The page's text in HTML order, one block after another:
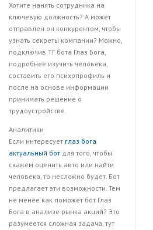
Хотите нанять сотрудника на
ключевую должность? А может
отправлен он конкурентом, чтобы
узнать секреты компании? Можно,
подключив ТГ бота Глаз Бога,
подробнее изучить человека,
составить его психопрофиль и
после на основе информации
принимать решение о
трудоустройстве.
Аналитики
Если интересует глаз бога
актуальный бот для того, чтобы
скажем оценить авто или найти
человека, то несложно будет. Бот
предлагает эти возможности. Тем
не менее как поможет бот Глаз
Бога в анализе рынка акций? Это
разумеется сложная задача, тут